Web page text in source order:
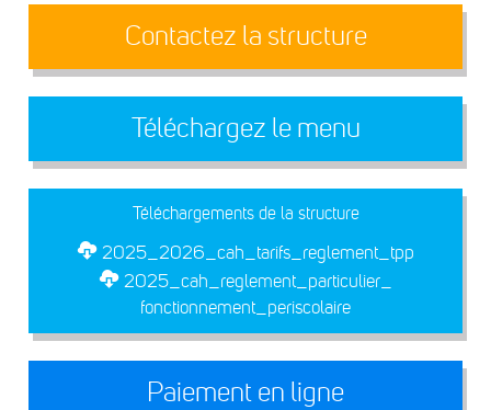
Contactez la structure
Téléchargez le menu
Téléchargements de la structure
2025_2026_cah_tarifs_reglement_tpp
2025_cah_reglement_particulier_
fonctionnement_periscolaire
Paiement en ligne